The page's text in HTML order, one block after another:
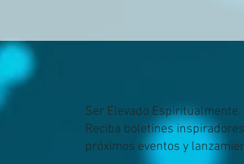
Ser Elevado
Reciba boletines
próximos eventos y